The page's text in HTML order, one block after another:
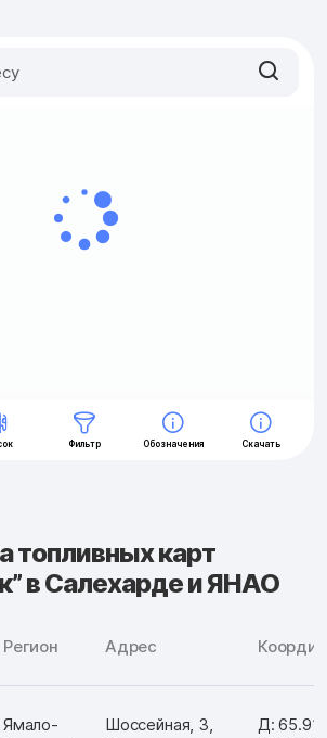
топливных карт
в Салехарде и ЯНАО
Регион Адрес
Ямало-
Шоссейная, 3,
Д: